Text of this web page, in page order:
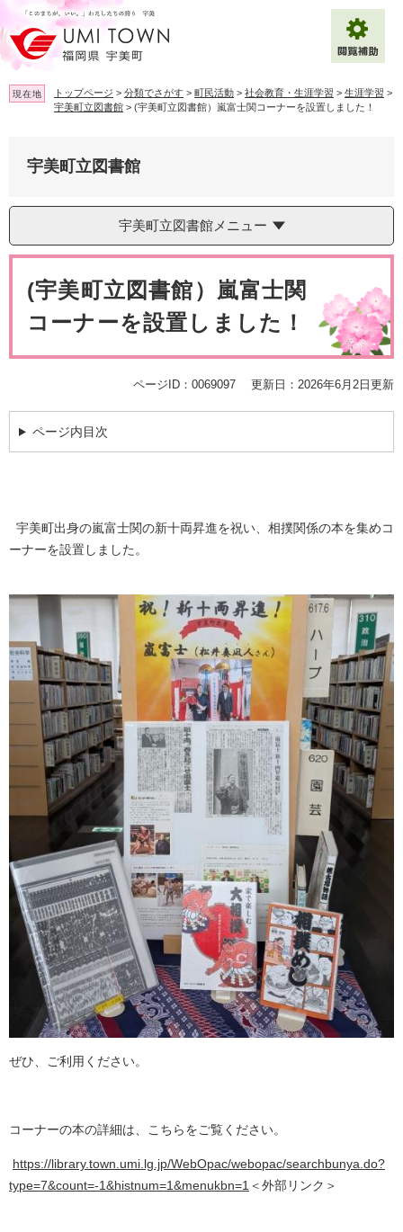
ー
ジ
の
先
頭
ニ
ュ
ー
を
飛
背景色変更
Multilingual（English・中文・한글）
現在地 トップページ > 分類でさがす > 町民活動 > 社会教育・生涯学習 > 生涯学習 >
宇美町立図書館 > (宇美町立図書館）嵐富士関コーナーを設置しました！
宇美町立図書館
宇美町立図書館メニュー
(宇美町立図書館）嵐富士関
コーナーを設置しました！
ページID：0069097 更新日：2026年6月2日更新
ページ内目次
宇美町出身の嵐富士関の新十両昇進を祝い、相撲関係の本を集めコ
ーナーを設置しました。
ぜひ、ご利用ください。
コーナーの本の詳細は、こちらをご覧ください。
https://library.town.umi.lg.jp/WebOpac/webopac/searchbunya.do?
type=7&count=-1&histnum=1&menukbn=1 ＜外部リンク＞